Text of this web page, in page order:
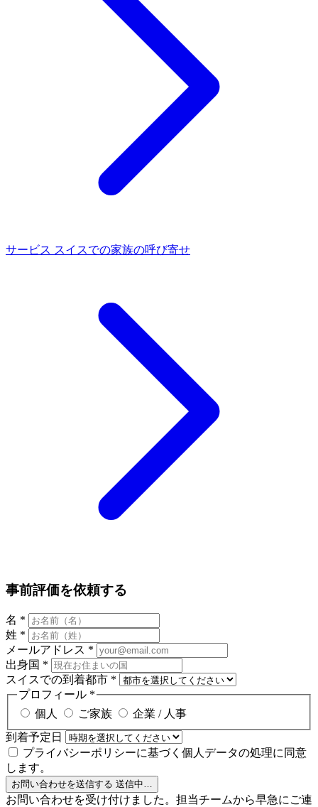
サービス スイスでの家族の呼び寄せ
事前評価を依頼する
名 *
姓 *
メールアドレス *
出身国 *
スイスでの到着都市 *
プロフィール *
個人
ご家族
企業 / 人事
到着予定日
プライバシーポリシーに基づく個人データの処理に同意
します。
お問い合わせを送信する 送信中…
お問い合わせを受け付けました。担当チームから早急にご連